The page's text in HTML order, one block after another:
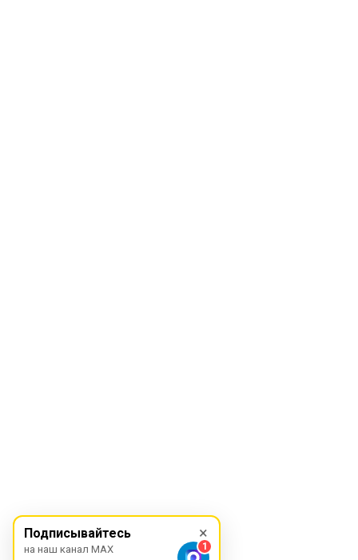
×
Подписывайтесь
на наш канал MAX 1